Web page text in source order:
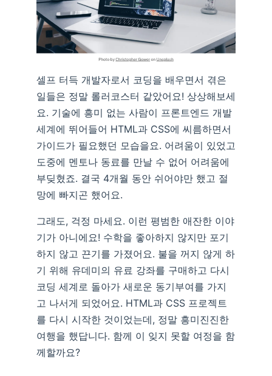
셀프 터득 개발자로서 코딩을 배우면서 겪은
일들은 정말 롤러코스터 같았어요! 상상해보세
요. 기술에 흥미 없는 사람이 프론트엔드 개발
세계에 뛰어들어 HTML과 CSS에 씨름하면서
가이드가 필요했던 모습을요. 어려움이 있었고
도중에 멘토나 동료를 만날 수 없어 어려움에
부딪혔죠. 결국 4개월 동안 쉬어야만 했고 절
망에 빠지곤 했어요.
그래도, 걱정 마세요. 이런 평범한 애잔한 이야
기가 아니에요! 수학을 좋아하지 않지만 포기
하지 않고 끈기를 가졌어요. 불을 꺼지 않게 하
기 위해 유데미의 유료 강좌를 구매하고 다시
코딩 세계로 돌아가 새로운 동기부여를 가지
고 나서게 되었어요. HTML과 CSS 프로젝트
를 다시 시작한 것이었는데, 정말 흥미진진한
여행을 했답니다. 함께 이 잊지 못할 여정을 함
께할까요?